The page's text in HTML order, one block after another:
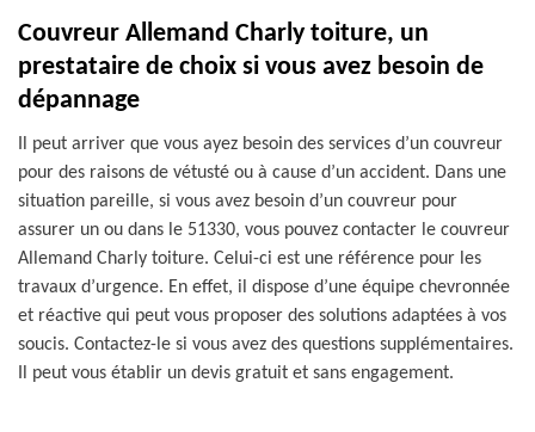
Couvreur Allemand Charly toiture, un
prestataire de choix si vous avez besoin de
dépannage
Il peut arriver que vous ayez besoin des services d’un couvreur
pour des raisons de vétusté ou à cause d’un accident. Dans une
situation pareille, si vous avez besoin d’un couvreur pour
assurer un ou dans le 51330, vous pouvez contacter le couvreur
Allemand Charly toiture. Celui-ci est une référence pour les
travaux d’urgence. En effet, il dispose d’une équipe chevronnée
et réactive qui peut vous proposer des solutions adaptées à vos
soucis. Contactez-le si vous avez des questions supplémentaires.
Il peut vous établir un devis gratuit et sans engagement.